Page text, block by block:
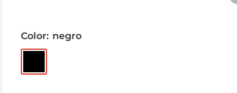
Color: negro